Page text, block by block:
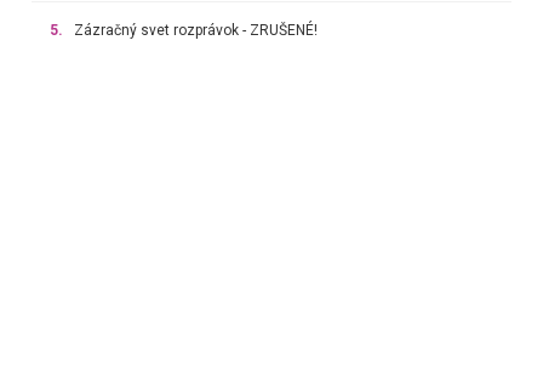
5. Zázračný svet rozprávok - ZRUŠENÉ!